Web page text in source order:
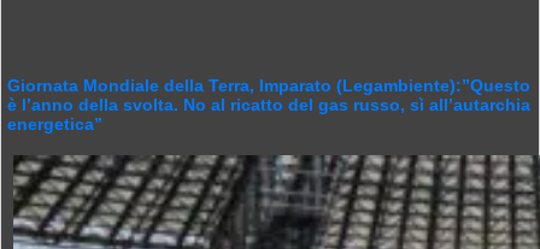
Giornata Mondiale della Terra, Imparato (Legambiente):”Questo
è l’anno della svolta. No al ricatto del gas russo, sì all’autarchia
energetica”